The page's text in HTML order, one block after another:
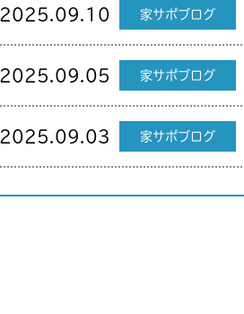
2025.09.10 家サポブログ
2025.09.05 家サポブログ
2025.09.03 家サポブログ